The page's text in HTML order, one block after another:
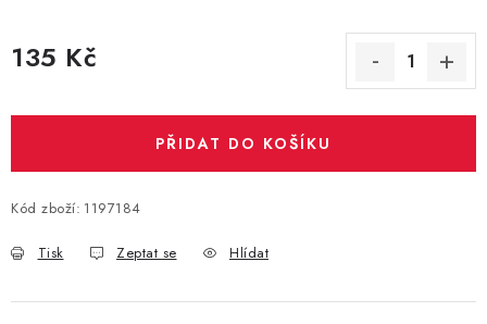
135 Kč
PŘIDAT DO KOŠÍKU
Kód zboží: 1197184
Tisk Zeptat se Hlídat